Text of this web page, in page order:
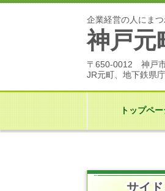
企業経営の人にま
神戸元
〒650-0012 神戸
JR元町、地下鉄県
トップペ
サイ